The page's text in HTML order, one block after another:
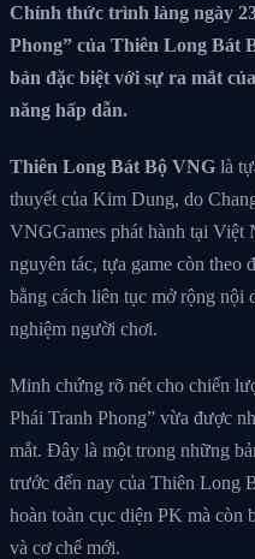
Chính thức trình làng ngày
Phong” của Thiên Long Bát
bản đặc biệt với sự ra mắt
năng hấp dẫn.
Thiên Long Bát Bộ VNG là
thuyết của Kim Dung, do
VNGGames phát hành tại Việt
nguyên tác, tựa game còn theo
bằng cách liên tục mở rộng nội
nghiệm người chơi.
Minh chứng rõ nét cho chiến
Phái Tranh Phong” vừa được
mắt. Đây là một trong những
trước đến nay của Thiên Long
hoàn toàn cục diện PK mà còn
và cơ chế mới.